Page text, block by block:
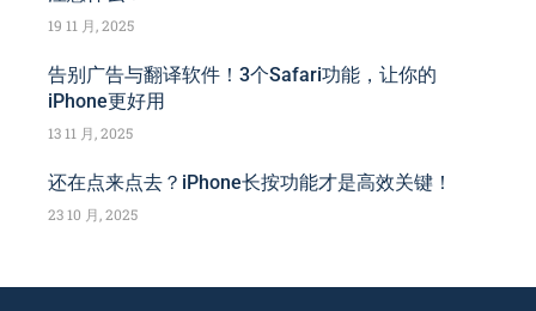
19 11 月, 2025
告别广告与翻译软件！3个Safari功能，让你的
iPhone更好用
13 11 月, 2025
还在点来点去？iPhone长按功能才是高效关键！
23 10 月, 2025